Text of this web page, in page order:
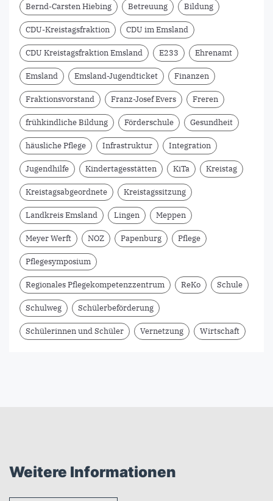
Bernd-Carsten Hiebing Betreuung Bildung
CDU-Kreistagsfraktion CDU im Emsland
CDU Kreistagsfraktion Emsland E233 Ehrenamt
Emsland Emsland-Jugendticket Finanzen
Fraktionsvorstand Franz-Josef Evers Freren
frühkindliche Bildung Förderschule Gesundheit
häusliche Pflege Infrastruktur Integration
Jugendhilfe Kindertagesstätten KiTa Kreistag
Kreistagsabgeordnete Kreistagssitzung
Landkreis Emsland Lingen Meppen
Meyer Werft NOZ Papenburg Pflege
Pflegesymposium
Regionales Pflegekompetenzzentrum ReKo Schule
Schulweg Schülerbeförderung
Schülerinnen und Schüler Vernetzung Wirtschaft
Weitere Informationen